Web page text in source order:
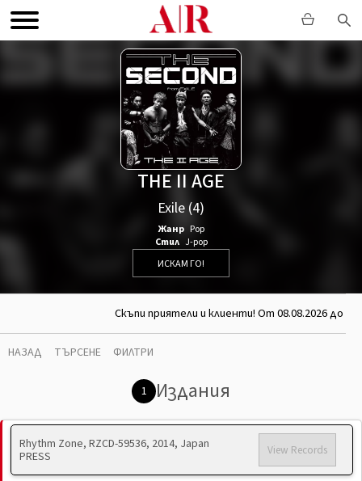
THE II AGE
Exile (4)
Жанр Pop
Стил J-pop
ИСКАМ ГО!
Скъпи приятели и клиенти! От 08.08.2026 до
НАЗАД ТЪРСЕНЕ ФИЛТРИ
1 Издания
Rhythm Zone, RZCD-59536, 2014, Japan
PRESS
View Records